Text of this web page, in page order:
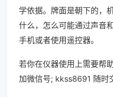
学依据。牌面是朝下的，
什么，怎么可能通过声音
手机或者使用遥控器。
若你在仪器使用上需要帮
加微信号; kkss8691 随时